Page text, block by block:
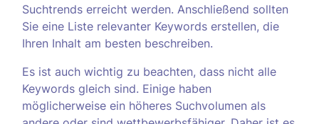
Suchtrends erreicht werden. Anschließend sollten
Sie eine Liste relevanter Keywords erstellen, die
Ihren Inhalt am besten beschreiben.
Es ist auch wichtig zu beachten, dass nicht alle
Keywords gleich sind. Einige haben
möglicherweise ein höheres Suchvolumen als